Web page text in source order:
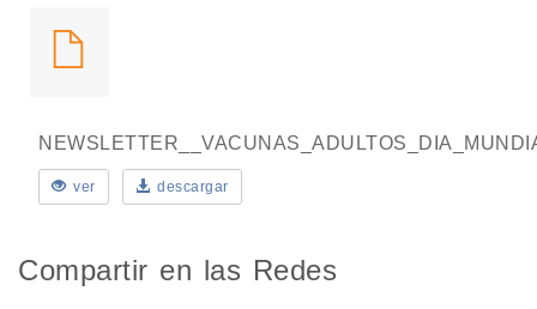
ver descargar
Compartir en las Redes